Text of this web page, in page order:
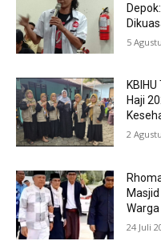
5
Haji
2
Warga
24 Juli